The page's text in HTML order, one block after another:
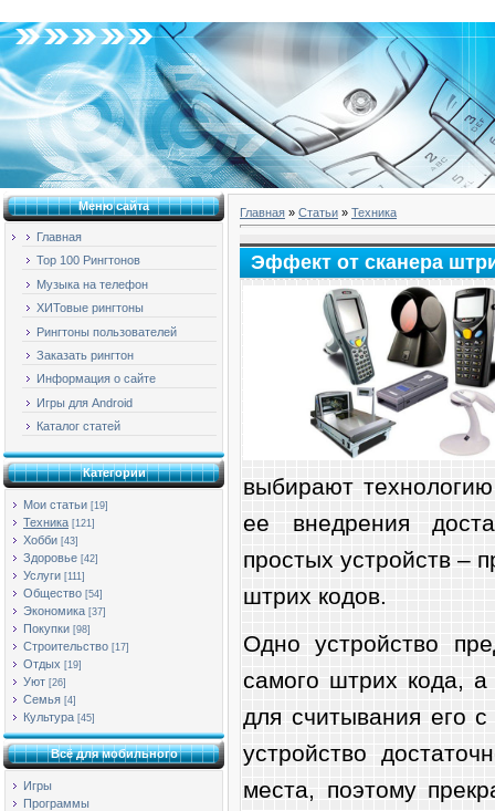
Меню сайта
Главная
Top 100 Рингтонов
Музыка на телефон
ХИТовые рингтоны
Рингтоны пользователей
Заказать рингтон
Информация о сайте
Игры для Android
Каталог статей
Категории
Мои статьи [19]
Техника [121]
Хобби [43]
Здоровье [42]
Услуги [111]
Общество [54]
Экономика [37]
Покупки [98]
Строительство [17]
Отдых [19]
Уют [26]
Семья [4]
Культура [45]
Всё для мобильного
Игры
Программы
Главная » Статьи » Техника
Эффект от сканера
выбирают
ее внедрения
простых устройств –
штрих кодов.
Одно устройство
самого штрих кода,
для считывания его
устройство
места, поэтому